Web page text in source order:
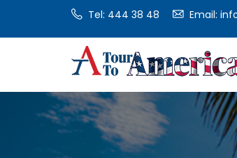
Tel: 444 38 48 Email: